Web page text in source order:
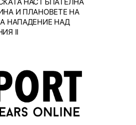
И ПЛАНОВЕТЕ НА
НАПАДЕНИЕ НАД
II